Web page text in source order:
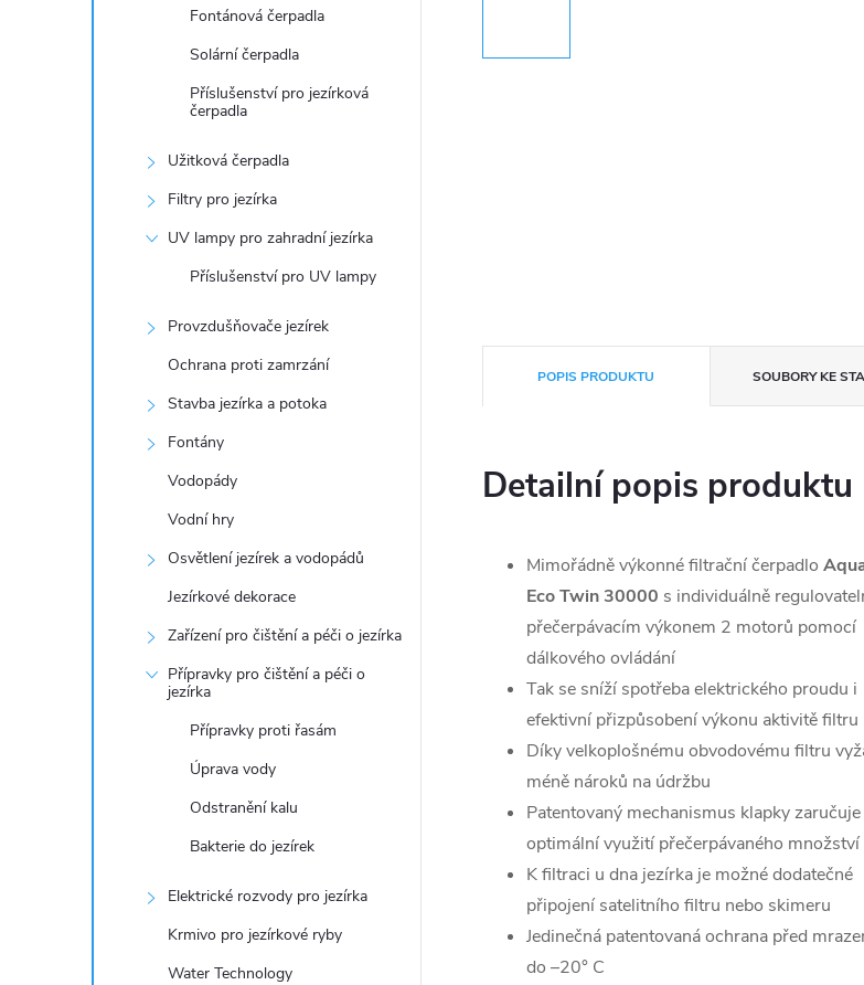
Fontánová čerpadla
Solární čerpadla
Příslušenství pro jezírková
čerpadla
Užitková čerpadla
Filtry pro jezírka
UV lampy pro zahradní jezírka
Příslušenství pro UV lampy
Provzdušňovače jezírek
Ochrana proti zamrzání
Stavba jezírka a potoka
Fontány
Vodopády
Vodní hry
Osvětlení jezírek a vodopádů
Jezírkové dekorace
Zařízení pro čištění a péči o jezírka
Přípravky pro čištění a péči o
jezírka
Přípravky proti řasám
Úprava vody
Odstranění kalu
Bakterie do jezírek
Elektrické rozvody pro jezírka
Krmivo pro jezírkové ryby
Water Technology
POPIS PRODUKTU SOUBORY KE
Detailní popis produktu
Mimořádně výkonné filtrační čerpadlo
Eco Twin 30000 s individuálně
přečerpávacím výkonem 2 motorů pomocí
dálkového ovládání
Tak se sníží spotřeba elektrického proudu i
efektivní přizpůsobení výkonu aktivitě filtru
Díky velkoplošnému obvodovému filtru
méně nároků na údržbu
Patentovaný mechanismus klapky zaručuje
optimální využití přečerpávaného množství
K filtraci u dna jezírka je možné dodatečné
připojení satelitního filtru nebo skimeru
Jedinečná patentovaná ochrana před
do –20° C